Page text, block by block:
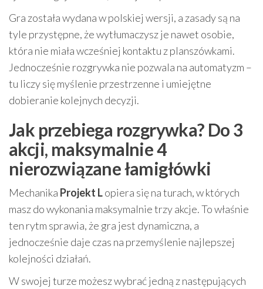
Gra została wydana w polskiej wersji, a zasady są na
tyle przystępne, że wytłumaczysz je nawet osobie,
która nie miała wcześniej kontaktu z planszówkami.
Jednocześnie rozgrywka nie pozwala na automatyzm –
tu liczy się myślenie przestrzenne i umiejętne
dobieranie kolejnych decyzji.
Jak przebiega rozgrywka? Do 3
akcji, maksymalnie 4
nierozwiązane łamigłówki
Mechanika Projekt Lopiera się na turach, w których
masz do wykonania maksymalnie trzy akcje. To właśnie
ten rytm sprawia, że gra jest dynamiczna, a
jednocześnie daje czas na przemyślenie najlepszej
kolejności działań.
W swojej turze możesz wybrać jedną z następujących